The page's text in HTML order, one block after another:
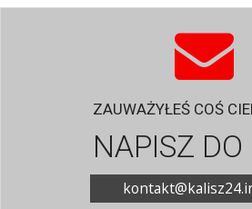
ZAUWAŻYŁEŚ COŚ
NAPISZ DO